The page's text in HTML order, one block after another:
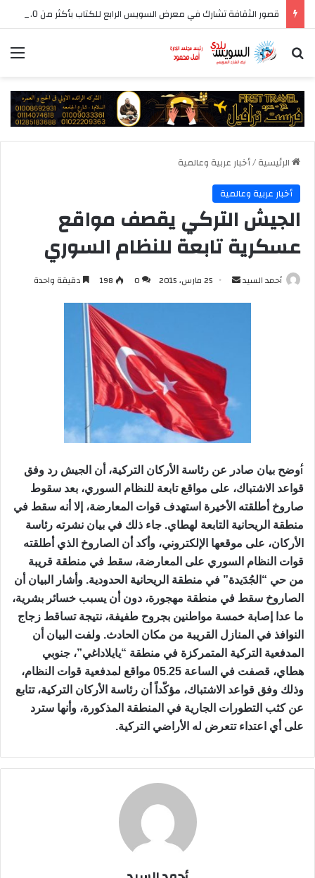
قصور الثقافة تشارك في معرض السويس الرابع للكتاب بأكثر من 250 عنوانا وببرنامج فني عبر المسرح المتنقل
بحث عن
الرئيسية/أخبار عربية وعالمية
أخبار عربية وعالمية
الجيش التركي يقصف مواقع
عسكرية تابعة للنظام السوري
أحمد السيد
أرسل 25 مارس، 2015 0
198 دقيقة واحدة
أوضح بيان صادر عن رئاسة الأركان التركية، أن الجيش رد وفق
قواعد الاشتباك، على مواقع تابعة للنظام السوري، بعد سقوط
صاروخ أطلقته الأخيرة استهدف قوات المعارضة، إلا أنه سقط في
منطقة الريحانية التابعة لهطاي. جاء ذلك في بيان نشرته رئاسة
الأركان، على موقعها الإلكتروني، وأكد أن الصاروخ الذي أطلقته
قوات النظام السوري على المعارضة، سقط في منطقة قريبة
من حي “الجُدَيدة” في منطقة الريحانية الحدودية. وأشار البيان أن
الصاروخ سقط في منطقة مهجورة، دون أن يسبب خسائر بشرية،
ما عدا إصابة خمسة مواطنين بجروح طفيفة، نتيجة تساقط زجاج
النوافذ في المنازل القريبة من مكان الحادث. ولفت البيان أن
المدفعية التركية المتمركزة في منطقة “يايلاداغي”، جنوبي
هطاي، قصفت في الساعة 05.25 مواقع لمدفعية قوات النظام،
وذلك وفق قواعد الاشتباك، مؤكّداً أن رئاسة الأركان التركية، تتابع
عن كثب التطورات الجارية في المنطقة المذكورة، وأنها سترد
على أي اعتداء تتعرض له الأراضي التركية.